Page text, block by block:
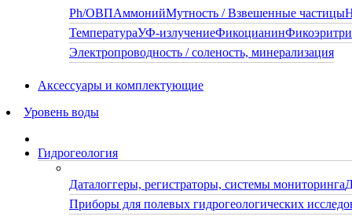
Ph/ОВПАммонийМутность / Взвешенные частицы
ТемператураУФ-излучениеФикоцианин
Электропроводность / соленость, минерализация
Аксессуары и комплектующие
Уровень воды
Гидрогеология
Даталоггеры, регистраторы, системы мониторинга
Приборы для полевых гидрогеологических